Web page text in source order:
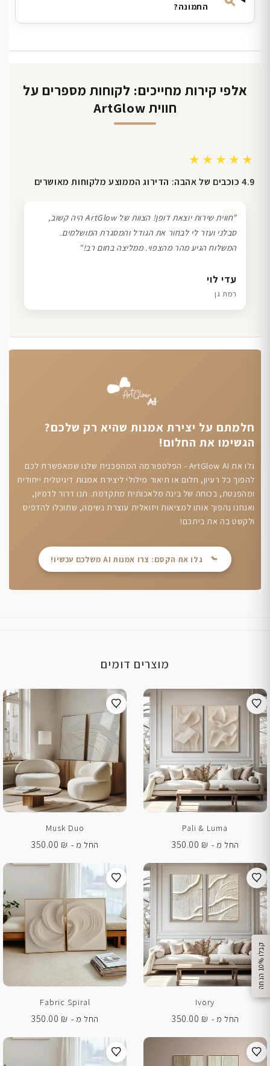
ק
ב
ל
ו
1
0
%
ה
נ
ח
ה
התמונה?
אלפי קירות מחייכים: לקוחות מספרים על
חווית ArtGlow
★★★★★
4.9 כוכבים של אהבה: הדירוג הממוצע מלקוחות מאושרים
שרון כהן
תל אביב
❞
"חווית שירות יוצאת דופן! הצוות של ArtGlow היה קשוב,
סבלני ועזר לי לבחור את הגודל והמסגרת המושלמים.
המשלוח הגיע מהר מהצפוי. ממליצה בחום רב!"
עדי לוי
רמת גן
דנה גל
חיפה
ליאת ויוסי מ.
הוד השרון
חלמתם על יצירת אמנות שהיא רק שלכם?
הגשימו את החלום!
גלו את ArtGlow AI - הפלטפורמה המהפכנית שלנו שמאפשרת לכם
להפוך כל רעיון, חלום או תיאור מילולי ליצירת אמנות דיגיטלית ייחודית
ומהפנטת, בכוחה של בינה מלאכותית מתקדמת. תנו דרור לדמיון,
ואנחנו נהפוך אותו למציאות ויזואלית עוצרת נשימה, שתוכלו להדפיס
ולקשט בה את ביתכם!
גלו את הקסם: צרו אמנות AI משלכם עכשיו!
מוצרים דומים
Pali & Luma
החל מ -
350.00 ₪
Musk Duo
החל מ -
350.00 ₪
Ivory
החל מ -
350.00 ₪
Fabric Spiral
החל מ -
350.00 ₪